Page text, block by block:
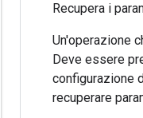
Recupera i
Un'operazione
Deve essere
configurazione
recuperare